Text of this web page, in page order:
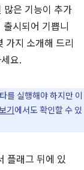
많은 기능이 추가
시되어 기쁩니
가지 소개해 드리
요.
를 실행해야 하지만 이
기에서도 확인할 수 있
플래그 뒤에 있